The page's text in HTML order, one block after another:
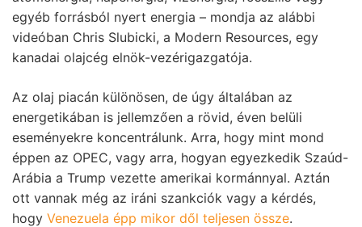
egyéb forrásból nyert energia – mondja az alábbi
videóban Chris Slubicki, a Modern Resources, egy
kanadai olajcég elnök-vezérigazgatója.
Az olaj piacán különösen, de úgy általában az
energetikában is jellemzően a rövid, éven belüli
eseményekre koncentrálunk. Arra, hogy mint mond
éppen az OPEC, vagy arra, hogyan egyezkedik Szaúd-
Arábia a Trump vezette amerikai kormánnyal. Aztán
ott vannak még az iráni szankciók vagy a kérdés,
hogy Venezuela épp mikor dől teljesen össze.